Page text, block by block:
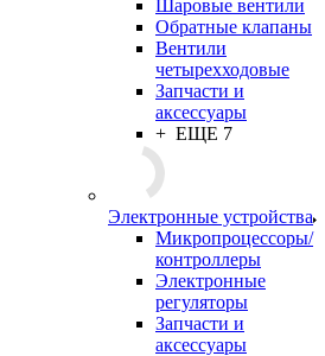
Шаровые вентили
Обратные клапаны
Вентили
четырехходовые
Запчасти и
аксессуары
+ ЕЩЕ 7
Электронные устройства
Микропроцессоры/
контроллеры
Электронные
регуляторы
Запчасти и
аксессуары